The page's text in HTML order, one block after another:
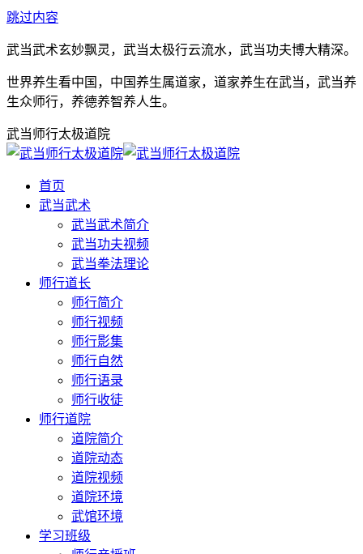
跳过内容
武当武术玄妙飘灵，武当太极行云流水，武当功夫博大精深。
世界养生看中国，中国养生属道家，道家养生在武当，武当养
生众师行，养德养智养人生。
武当师行太极道院
首页
武当武术
武当武术简介
武当功夫视频
武当拳法理论
师行道长
师行简介
师行视频
师行影集
师行自然
师行语录
师行收徒
师行道院
道院简介
道院动态
道院视频
道院环境
武馆环境
学习班级